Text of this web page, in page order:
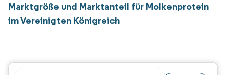
Marktgröße und Marktanteil für Molkenprotein
im Vereinigten Königreich